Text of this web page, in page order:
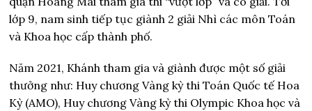
lớp 9, nam sinh tiếp tục giành 2 giải Nhì các môn Toán
và Khoa học cấp thành phố.
Năm 2021, Khánh tham gia và giành được một số giải
thưởng như: Huy chương Vàng kỳ thi Toán Quốc tế Hoa
Kỳ (AMO), Huy chương Vàng kỳ thi Olympic Khoa học và